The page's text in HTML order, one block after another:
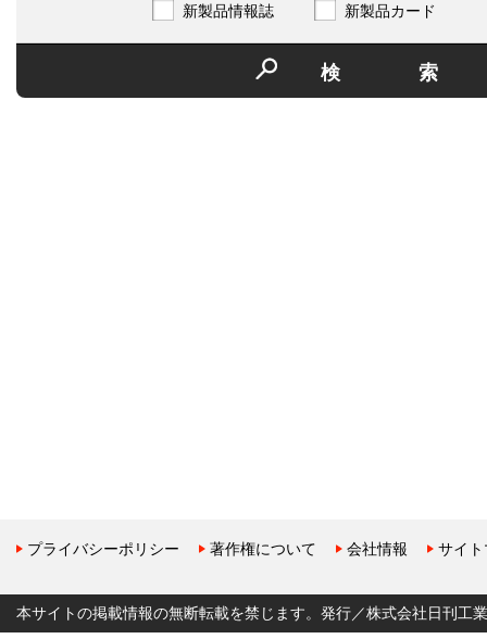
新製品情報誌
新製品カード
検
プライバシーポリシー 著作権について 会社情報 サイ
本サイトの掲載情報の無断転載を禁じます。発行／株式会社日刊